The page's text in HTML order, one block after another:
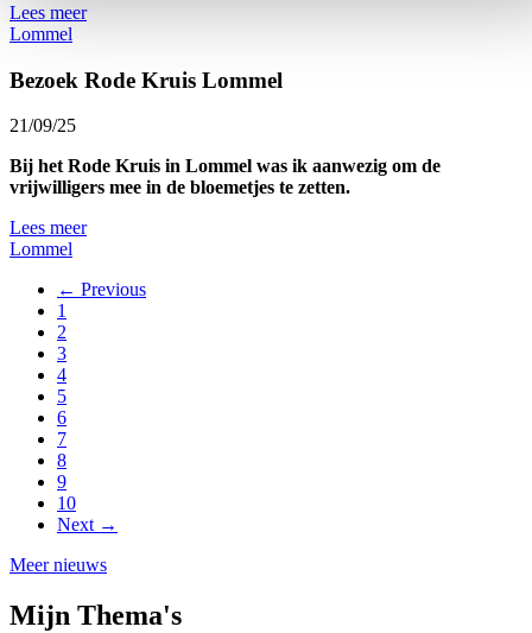
Lees meer
Lommel
Bezoek Rode Kruis Lommel
21/09/25
Bij het Rode Kruis in Lommel was ik aanwezig om de
vrijwilligers mee in de bloemetjes te zetten.
Lees meer
Lommel
← Previous
1
2
3
4
5
6
7
8
9
10
Next →
Meer nieuws
Mijn Thema's